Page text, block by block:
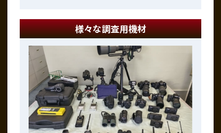
様々な調査用機材